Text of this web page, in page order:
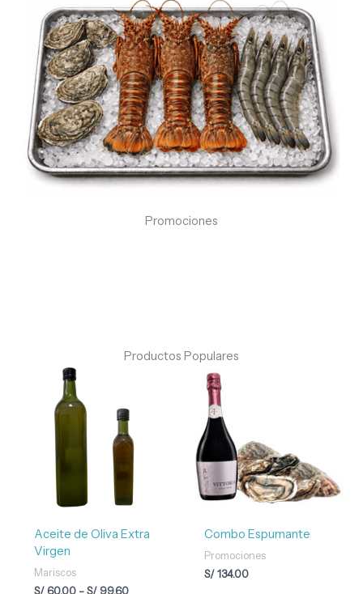
Promociones
Productos Populares
Aceite de Oliva Extra
Virgen
Mariscos
S/60.00 - S/99.60
desde
S/ 60.00
hasta
Combo Espumante
Promociones
S/134.00